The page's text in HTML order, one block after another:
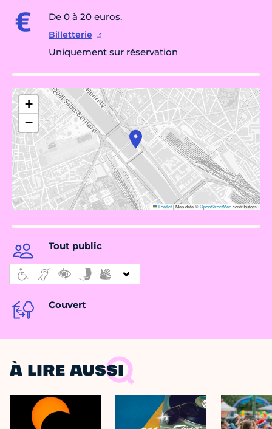
De 0 à 20 euros.
Billetterie
Uniquement sur réservation
+
−
Leaflet|Map data ©OpenStreetMapcontributors
Tout public
Couvert
À LIRE AUSSI